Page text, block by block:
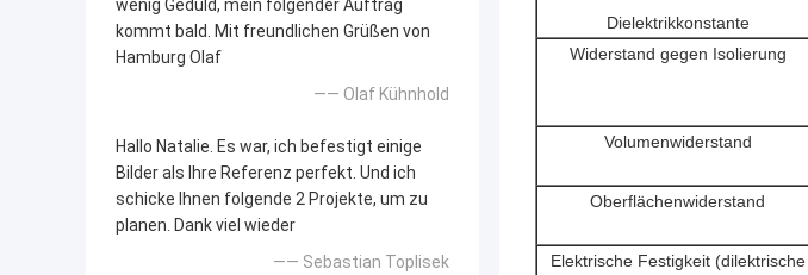
wenig Geduld, mein folgender Auftrag
kommt bald. Mit freundlichen Grüßen von
Hamburg Olaf
—— Olaf Kühnhold
Hallo Natalie. Es war, ich befestigt einige
Bilder als Ihre Referenz perfekt. Und ich
schicke Ihnen folgende 2 Projekte, um zu
planen. Dank viel wieder
—— Sebastian Toplisek
Dielektrikkonstante
Widerstand gegen Isolierung
Volumenwiderstand
Oberflächenwiderstand
Elektrische Festigkeit (dilektrische